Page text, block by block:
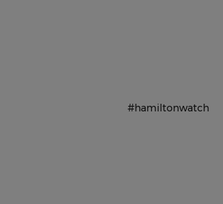
#hamiltonwatch